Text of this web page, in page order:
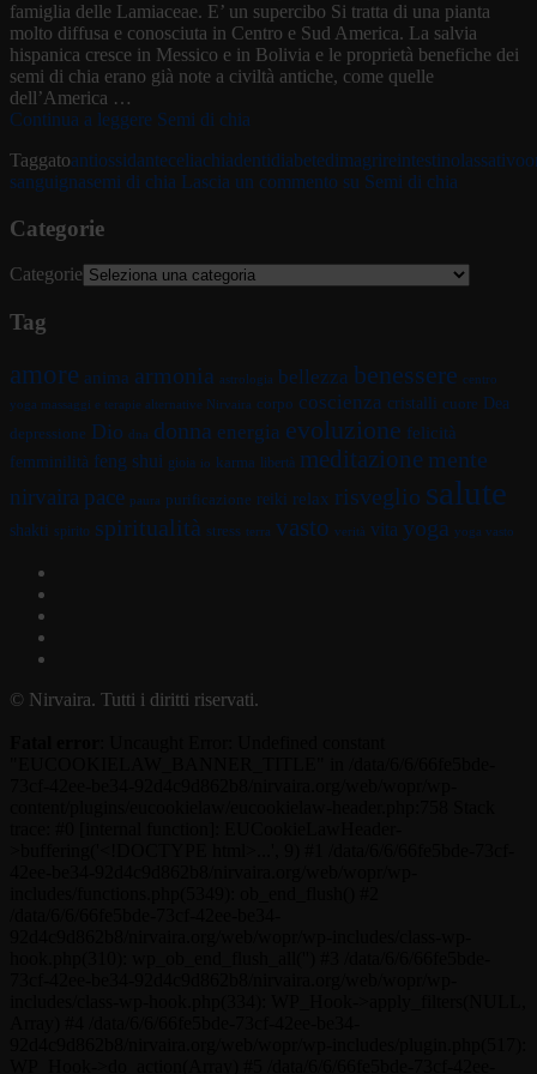
famiglia delle Lamiaceae. E’ un supercibo Si tratta di una pianta
molto diffusa e conosciuta in Centro e Sud America. La salvia
hispanica cresce in Messico e in Bolivia e le proprietà benefiche dei
semi di chia erano già note a civiltà antiche, come quelle
dell’America …
Continua a leggere Semi di chia
Taggatoantiossidanteceliachiadentidiabetedimagrireintestinolassativo
sanguignasemi di chia Lascia un commento su Semi di chia
Categorie
Categorie
Tag
amore anima armonia astrologia bellezza benessere centro
yoga massaggi e terapie alternative Nirvaira corpo coscienza cristalli cuore Dea
depressione Dio dna donna energia evoluzione felicità
femminilità feng shui gioia io karma libertà meditazione mente
nirvaira pace paura purificazione reiki relax risveglio salute
shakti spirito spiritualità stress terra vasto verità vita yoga yoga vasto
© Nirvaira. Tutti i diritti riservati.